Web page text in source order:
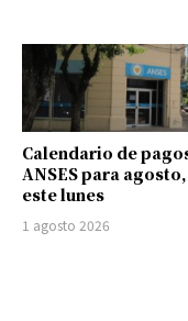
Calendario de
ANSES para
este lunes
1 agosto 2026